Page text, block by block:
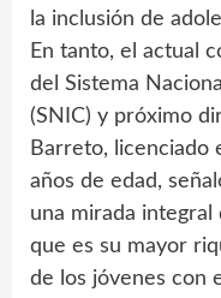
la inclusión de
En tanto, el actual
del Sistema
(SNIC) y próximo
Barreto, licenciado
años de edad,
una mirada integral
que es su mayor
de los jóvenes con